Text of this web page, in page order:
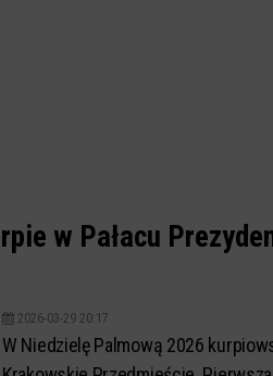
w Pałacu
2026-03-29 20:17
W Niedzielę Palmową 2026